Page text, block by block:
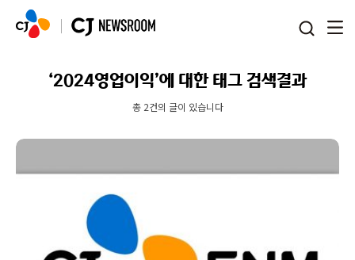
‘2024영업이익’에 대한 태그 검색결과
총 2건의 글이 있습니다